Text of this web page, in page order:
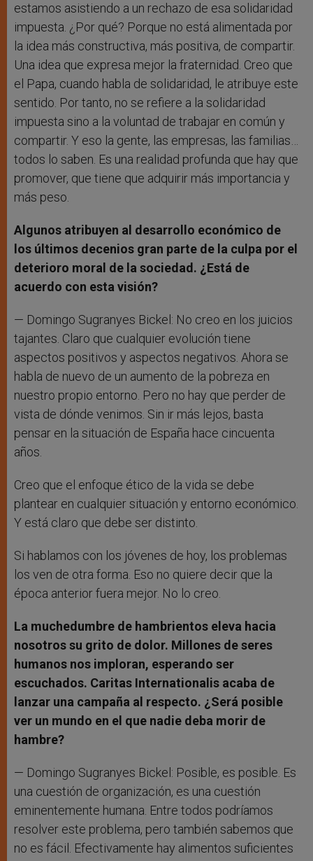
estamos asistiendo a un rechazo de esa solidaridad
impuesta. ¿Por qué? Porque no está alimentada por
la idea más constructiva, más positiva, de compartir.
Una idea que expresa mejor la fraternidad. Creo que
el Papa, cuando habla de solidaridad, le atribuye este
sentido. Por tanto, no se refiere a la solidaridad
impuesta sino a la voluntad de trabajar en común y
compartir. Y eso la gente, las empresas, las familias…
todos lo saben. Es una realidad profunda que hay que
promover, que tiene que adquirir más importancia y
más peso.
Algunos atribuyen al desarrollo económico de
los últimos decenios gran parte de la culpa por el
deterioro moral de la sociedad. ¿Está de
acuerdo con esta visión?
— Domingo Sugranyes Bickel: No creo en los juicios
tajantes. Claro que cualquier evolución tiene
aspectos positivos y aspectos negativos. Ahora se
habla de nuevo de un aumento de la pobreza en
nuestro propio entorno. Pero no hay que perder de
vista de dónde venimos. Sin ir más lejos, basta
pensar en la situación de España hace cincuenta
años.
Creo que el enfoque ético de la vida se debe
plantear en cualquier situación y entorno económico.
Y está claro que debe ser distinto.
Si hablamos con los jóvenes de hoy, los problemas
los ven de otra forma. Eso no quiere decir que la
época anterior fuera mejor. No lo creo.
La muchedumbre de hambrientos eleva hacia
nosotros su grito de dolor. Millones de seres
humanos nos imploran, esperando ser
escuchados. Caritas Internationalis acaba de
lanzar una campaña al respecto. ¿Será posible
ver un mundo en el que nadie deba morir de
hambre?
— Domingo Sugranyes Bickel: Posible, es posible. Es
una cuestión de organización, es una cuestión
eminentemente humana. Entre todos podríamos
resolver este problema, pero también sabemos que
no es fácil. Efectivamente hay alimentos suficientes